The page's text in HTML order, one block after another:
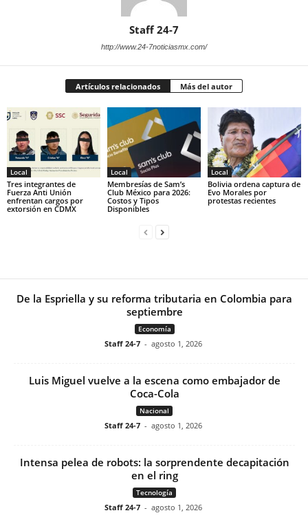
Staff 24-7
http://www.24-7noticiasmx.com/
Artículos relacionados Más del autor
Local
Tres integrantes de
Fuerza Anti Unión
enfrentan cargos por
extorsión en CDMX
Local
Membresías de Sam’s
Club México para 2026:
Costos y Tipos
Disponibles
Local
Bolivia ordena captura de
Evo Morales por
protestas recientes
De la Espriella y su reforma tributaria en Colombia para
septiembre
Economía
Staff 24-7 - agosto 1, 2026
Luis Miguel vuelve a la escena como embajador de
Coca-Cola
Nacional
Staff 24-7 - agosto 1, 2026
Intensa pelea de robots: la sorprendente decapitación
en el ring
Tecnología
Staff 24-7 - agosto 1, 2026